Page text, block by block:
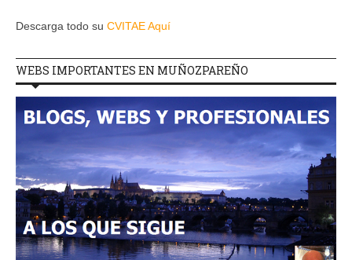
Descarga todo su CVITAE Aquí
WEBS IMPORTANTES EN MUÑOZPAREÑO